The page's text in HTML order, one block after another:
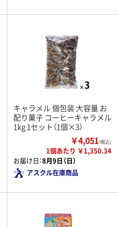
キャラメル 個包装 大容量 お
配り菓子 コーヒーキャラメル
1kg 1セット（1個×3）
￥4,051（税込）
1個あたり ￥1,350.34
お届け日：8月9日（日）
アスクル在庫商品